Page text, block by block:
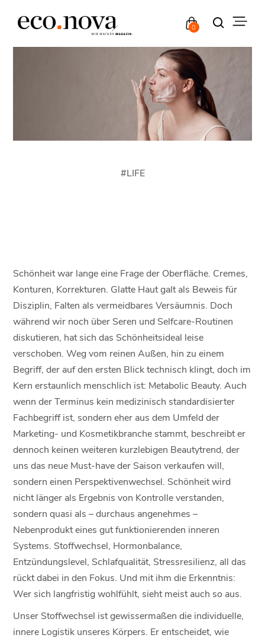
0
#LIFE
Schönheit war lange eine Frage der Oberfläche. Cremes,
Konturen, Korrekturen. Glatte Haut galt als Beweis für
Disziplin, Falten als vermeidbares Versäumnis. Doch
während wir noch über Seren und Selfcare-Routinen
diskutieren, hat sich das Schönheitsideal leise
verschoben. Weg vom reinen Außen, hin zu einem
Begriff, der auf den ersten Blick technisch klingt, doch im
Kern erstaunlich menschlich ist: Metabolic Beauty. Auch
wenn der Terminus kein medizinisch standardisierter
Fachbegriff ist, sondern eher aus dem Umfeld der
Marketing- und Kosmetikbranche stammt, beschreibt er
dennoch keinen weiteren kurzlebigen Beautytrend, der
uns das neue Must-have der Saison verkaufen will,
sondern einen Perspektivenwechsel. Schönheit wird
nicht länger als Ergebnis von Kontrolle verstanden,
sondern quasi als – durchaus angenehmes –
Nebenprodukt eines gut funktionierenden inneren
Systems. Stoffwechsel, Hormonbalance,
Entzündungslevel, Schlafqualität, Stressresilienz, all das
rückt dabei in den Fokus. Und mit ihm die Erkenntnis:
Wer sich langfristig wohlfühlt, sieht meist auch so aus.
Unser Stoffwechsel ist gewissermaßen die individuelle,
innere Logistik unseres Körpers. Er entscheidet, wie